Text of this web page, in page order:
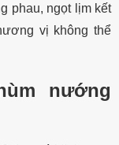
phau, ngọt lịm kết
vị không thể
nướng